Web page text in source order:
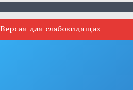
Версия для слабовидящих